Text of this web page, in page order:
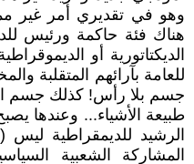
وهو في تقديري أمر غير
هناك فئة حاكمة ورئيس
الديكتاتورية أو
للعامة بآرائهم المتقلبة
جسم بلا رأس! كذلك جسم
طبيعة الأشياء... وعندها
الرشيد للديمقراطية
المشاركة الشعبية